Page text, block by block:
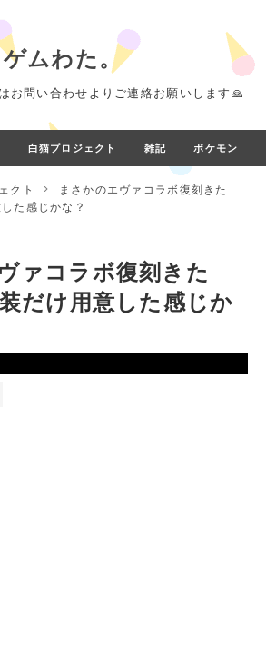
ゲムわた。
お問い合わせよりご連絡お願いします🙏
白猫プロジェクト 雑記 ポケモン
クト >
まさかのエヴァコラボ復刻きた
た感じかな？
ァコラボ復刻きた
だけ用意した感じか